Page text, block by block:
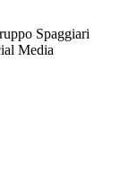
Spaggiari
Media